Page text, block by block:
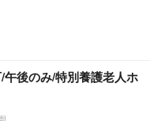
午後のみ/特別養護老人ホ